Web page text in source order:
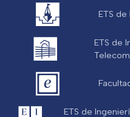
ETS
ETS de
ETS de